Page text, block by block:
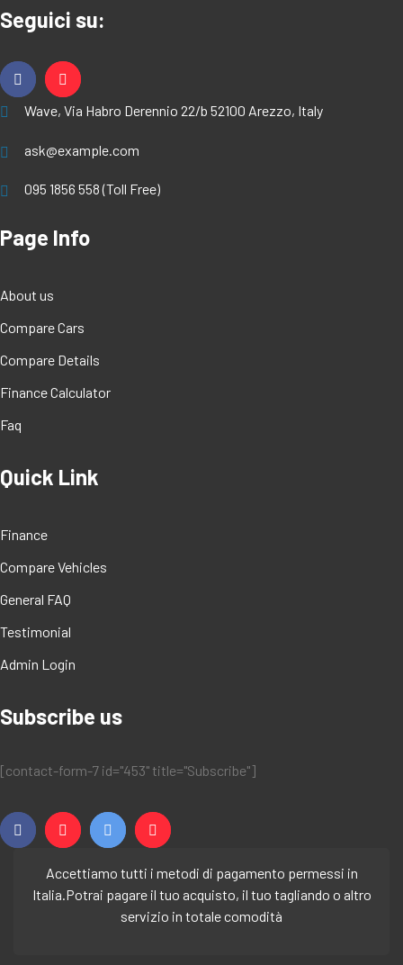
Seguici su:
Wave, Via Habro Derennio 22/b 52100 Arezzo, Italy
ask@example.com
095 1856 558 (Toll Free)
Page Info
About us
Compare Cars
Compare Details
Finance Calculator
Faq
Quick Link
Finance
Compare Vehicles
General FAQ
Testimonial
Admin Login
Subscribe us
[contact-form-7 id="453" title="Subscribe"]
Accettiamo tutti i metodi di pagamento permessi in
Italia.Potrai pagare il tuo acquisto, il tuo tagliando o altro
servizio in totale comodità